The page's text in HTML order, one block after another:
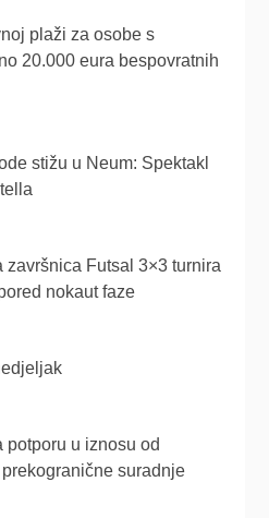
plaži za osobe s
20.000 eura bespovratnih
stižu u Neum: Spektakl
završnica Futsal 3×3 turnira
nokaut faze
potporu u iznosu od
suradnje